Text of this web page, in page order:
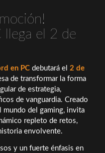
llega el 2 de
en PCdebutará el 2 de
de transformar la forma
de estrategia,
de vanguardia. Creado
mundo del gaming, invita
repleto de retos,
envolvente.
y un fuerte énfasis en